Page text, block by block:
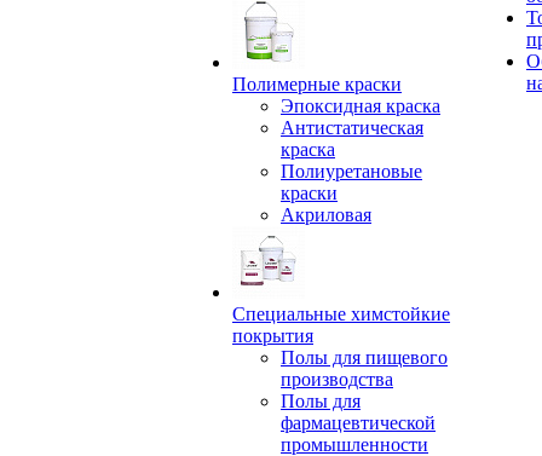
Полимерные краски
Эпоксидная краска
Антистатическая
краска
Полиуретановые
краски
Акриловая
Специальные химстойкие
покрытия
Полы для пищевого
производства
Полы для
фармацевтической
промышленности